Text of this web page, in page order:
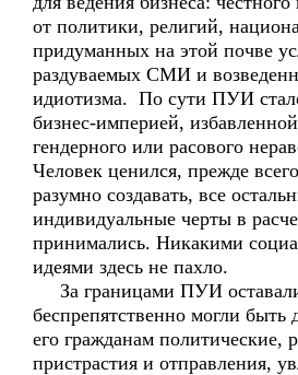
от политики, религий,
придуманных на этой почве
раздуваемых СМИ и
идиотизма. По сути ПУИ
бизнес-империей,
гендерного или расового
Человек ценился, прежде
разумно создавать, все
индивидуальные черты в
принимались. Никакими
идеями здесь не пахло.
За границами ПУИ
беспрепятственно могли быть
его гражданам политические,
пристрастия и отправления,